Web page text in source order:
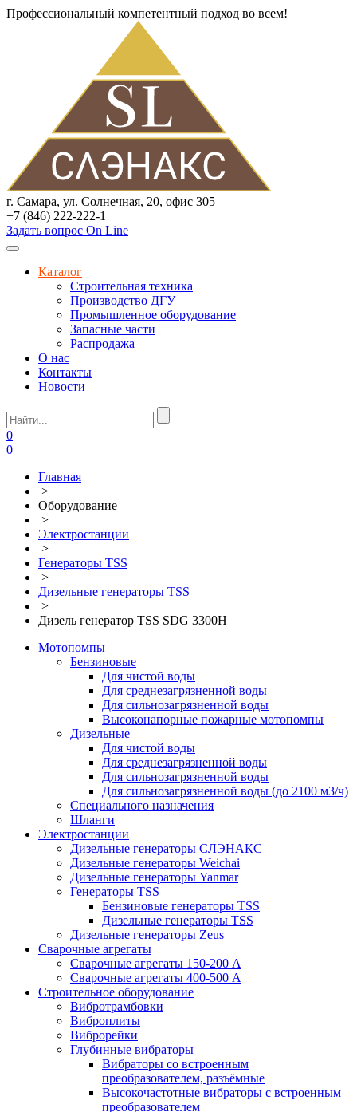
Профессиональный компетентный подход во всем!
г. Самара, ул. Солнечная, 20, офис 305
+7 (846) 222-222-1
Задать вопрос On Line
Каталог
Строительная техника
Производство ДГУ
Промышленное оборудование
Запасные части
Распродажа
О нас
Контакты
Новости
0
0
Главная
>
Оборудование
>
Электростанции
>
Генераторы TSS
>
Дизельные генераторы TSS
>
Дизель генератор TSS SDG 3300H
Мотопомпы
Бензиновые
Для чистой воды
Для среднезагрязненной воды
Для сильнозагрязненной воды
Высоконапорные пожарные мотопомпы
Дизельные
Для чистой воды
Для среднезагрязненной воды
Для сильнозагрязненной воды
Для сильнозагрязненной воды (до 2100 м3/ч)
Специального назначения
Шланги
Электростанции
Дизельные генераторы СЛЭНАКС
Дизельные генераторы Weichai
Дизельные генераторы Yanmar
Генераторы TSS
Бензиновые генераторы TSS
Дизельные генераторы TSS
Дизельные генераторы Zeus
Сварочные агрегаты
Сварочные агрегаты 150-200 А
Сварочные агрегаты 400-500 А
Строительное оборудование
Вибротрамбовки
Виброплиты
Виброрейки
Глубинные вибраторы
Вибраторы со встроенным
преобразователем, разъёмные
Высокочастотные вибраторы с встроенным
преобразователем